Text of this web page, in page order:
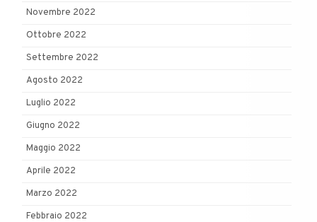
Novembre 2022
Ottobre 2022
Settembre 2022
Agosto 2022
Luglio 2022
Giugno 2022
Maggio 2022
Aprile 2022
Marzo 2022
Febbraio 2022